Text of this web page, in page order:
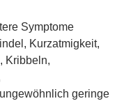
Symptome
Kurzatmigkeit,
Kribbeln,
geringe